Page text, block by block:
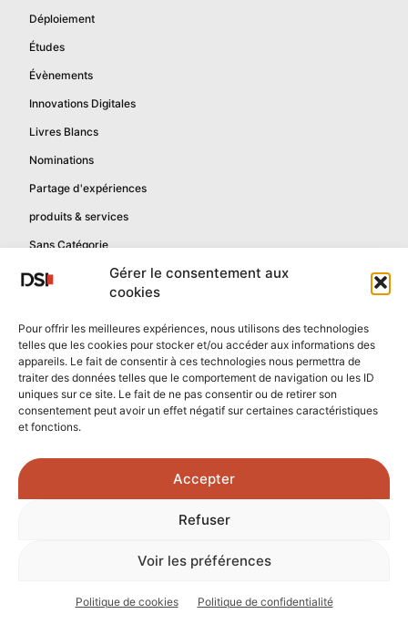
Gérer le consentement aux
cookies
Pour offrir les meilleures expériences, nous utilisons des technologies
telles que les cookies pour stocker et/ou accéder aux informations des
appareils. Le fait de consentir à ces technologies nous permettra de
traiter des données telles que le comportement de navigation ou les ID
uniques sur ce site. Le fait de ne pas consentir ou de retirer son
consentement peut avoir un effet négatif sur certaines caractéristiques
et fonctions.
Accepter
Refuser
Voir les préférences
Politique de cookies Politique de confidentialité
Déploiement
Études
Évènements
Innovations Digitales
Livres Blancs
Nominations
Partage d'expériences
produits & services
Sans Catégorie
Mentions légales
Politique de confidentialité
Contactez-nous
Confidentialité reCAPTCHA
Conditions reCAPTCHA
© 2026 - Tous droits réservés - DSI Numérique